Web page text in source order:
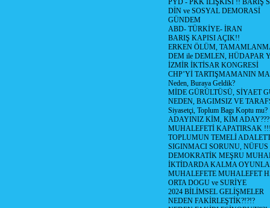
PYD - PKK İLİŞKİSİ !! BARIŞ
DİN ve SOSYAL DEMORASİ
GÜNDEM
ABD- TÜRKİYE- İRAN
BARIŞ KAPISI AÇIK!!
ERKEN ÖLÜM,
DEM ile DEMLEN, HÜDAPAR
İZMİR İKTİSAR KONGRESİ
CHP’Yİ TARTIŞMAMANIN
Neden, Buraya Geldik?
MİDE GÜRÜLTÜSÜ, SİYAET
NEDEN, BAGIMSIZ VE
Siyasetçi, Toplum Bagı Koptu mu?
ADAYINIZ KİM, KİM ADAY???
MUHALEFETİ KAPATIRSAK
TOPLUMUN TEMELİ
SIGINMACI SORUNU,
DEMOKRATİK MEŞRU
İKTİDARDA KALMA
MUHALEFETE MUHALEFET
ORTA DOGU ve SURİYE
2024 BİLİMSEL GELİŞMELER
NEDEN FAKİRLEŞTİK?!?!?